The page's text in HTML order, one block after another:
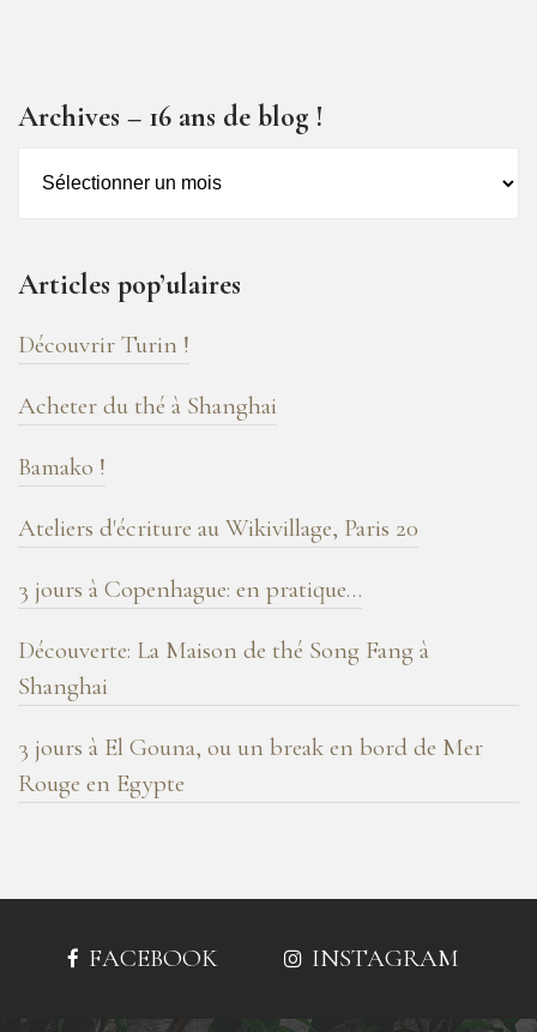
Archives – 16 ans de blog !
de
blog
!
Articles pop’ulaires
Découvrir Turin !
Acheter du thé à Shanghai
Bamako !
Ateliers d'écriture au Wikivillage, Paris 20
3 jours à Copenhague: en pratique…
Découverte: La Maison de thé Song Fang à
Shanghai
3 jours à El Gouna, ou un break en bord de Mer
Rouge en Egypte
FACEBOOK INSTAGRAM